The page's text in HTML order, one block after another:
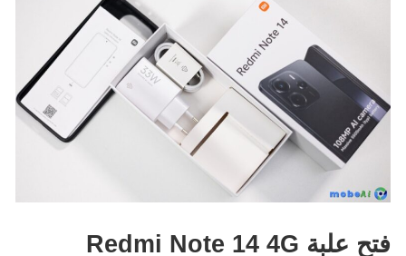
فتح علبة Redmi Note 14 4G